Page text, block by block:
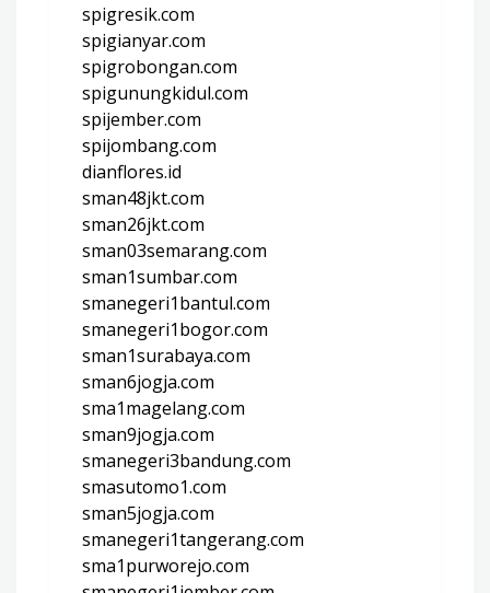
spigresik.com
spigianyar.com
spigrobongan.com
spigunungkidul.com
spijember.com
spijombang.com
dianflores.id
sman48jkt.com
sman26jkt.com
sman03semarang.com
sman1sumbar.com
smanegeri1bantul.com
smanegeri1bogor.com
sman1surabaya.com
sman6jogja.com
sma1magelang.com
sman9jogja.com
smanegeri3bandung.com
smasutomo1.com
sman5jogja.com
smanegeri1tangerang.com
sma1purworejo.com